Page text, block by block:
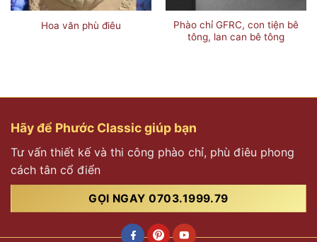
Hoa văn phù điêu
Phào chỉ GFRC, con tiện bê
tông, lan can bê tông
Hãy để Phước Classic giúp bạn
Tư vấn thiết kế và thi công phào chỉ, phù điêu phong
cách tân cổ điển
GỌI NGAY 0703.1999.79